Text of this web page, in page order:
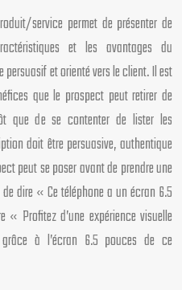
service permet de présenter de
et les avantages du
et orienté vers le client. Il est
que le prospect peut retirer de
que de se contenter de lister les
doit être persuasive, authentique
peut se poser avant de prendre une
dire « Ce téléphone a un écran 6.5
Profitez d’une expérience visuelle
à l’écran 6.5 pouces de ce